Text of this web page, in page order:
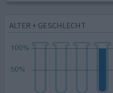
ALTER + GESCHLECHT